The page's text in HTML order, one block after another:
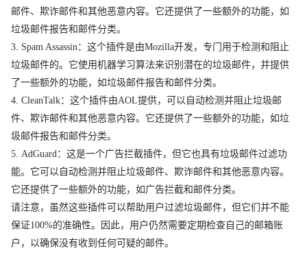
邮件、欺诈邮件和其他恶意内容。它还提供了一些额外的功能，如
垃圾邮件报告和邮件分类。
3. Spam Assassin：这个插件是由Mozilla开发，专门用于检测和阻止
垃圾邮件的。它使用机器学习算法来识别潜在的垃圾邮件，并提供
了一些额外的功能，如垃圾邮件报告和邮件分类。
4. CleanTalk：这个插件由AOL提供，可以自动检测并阻止垃圾邮
件、欺诈邮件和其他恶意内容。它还提供了一些额外的功能，如垃
圾邮件报告和邮件分类。
5. AdGuard：这是一个广告拦截插件，但它也具有垃圾邮件过滤功
能。它可以自动检测并阻止垃圾邮件、欺诈邮件和其他恶意内容。
它还提供了一些额外的功能，如广告拦截和邮件分类。
请注意，虽然这些插件可以帮助用户过滤垃圾邮件，但它们并不能
保证100%的准确性。因此，用户仍然需要定期检查自己的邮箱账
户，以确保没有收到任何可疑的邮件。